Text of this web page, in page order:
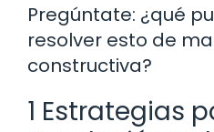
Pregúntate: ¿qué
resolver esto de
constructiva?
1 Estrategias